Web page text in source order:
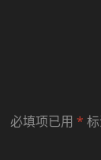
必填项已用*